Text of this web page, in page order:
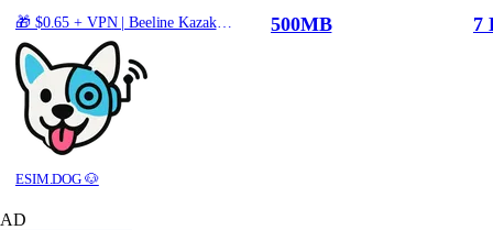
🎁 $0.65 + VPN | Beeline Kazakhstan - Best Coverage (500MB/7Days) - Blue route
ESIM.DOG 🐶
500MB 7
AD